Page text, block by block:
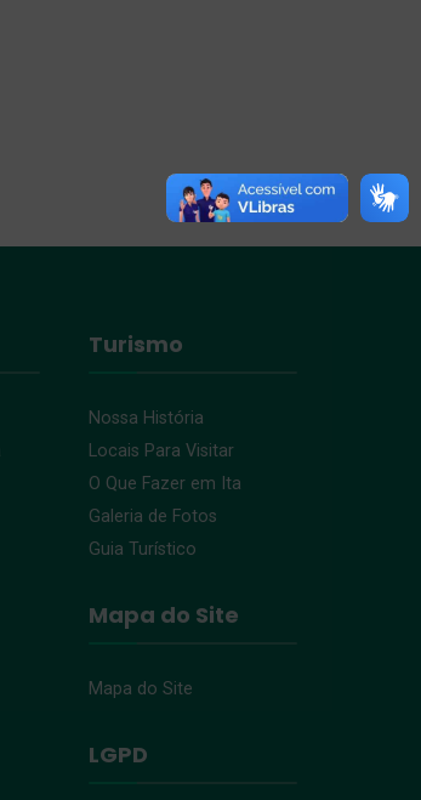
Turismo
Nossa História
Locais Para Visitar
O Que Fazer em Ita
Galeria de Fotos
Guia Turístico
Mapa do Site
Mapa do Site
LGPD